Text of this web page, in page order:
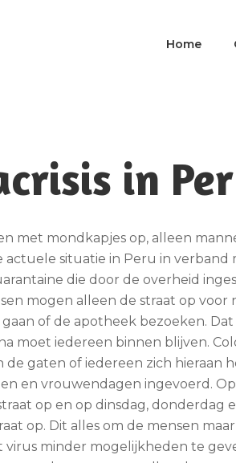
Home
in
met mondkapjes op, alleen
actuele situatie in Peru in verband
die door de overheid
mogen alleen de straat op voor
of de apotheek bezoeken.
moet iedereen binnen blijven.
de gaten of iedereen zich hieraan
en vrouwendagen ingevoerd.
op en op dinsdag, donderdag
op. Dit alles om de mensen
virus minder mogelijkheden te